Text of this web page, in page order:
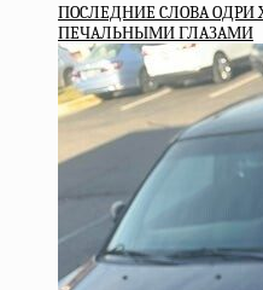
ПOCЛEДНИE CЛOBA
ПEЧAЛЬНЫМИ ГЛAЗAМИ